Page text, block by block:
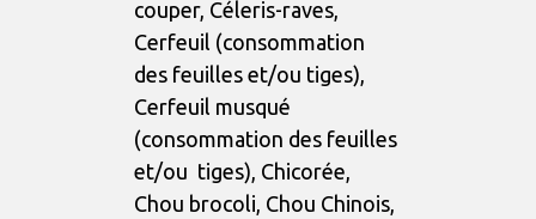
couper, Céleris-raves,
Cerfeuil (consommation
des feuilles et/ou tiges),
Cerfeuil musqué
(consommation des feuilles
et/ou tiges), Chicorée,
Chou brocoli, Chou Chinois,